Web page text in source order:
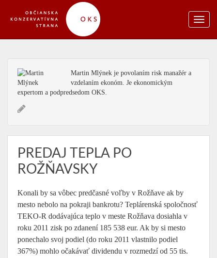
Martin Mlýnek je povolaním risk manažér a
vzdelaním ekonóm. Je ekonomickým
expertom a podpredsedom OKS.
PREDAJ TEPLA PO
ROŽŇAVSKY
Konali by sa vôbec predčasné voľby v Rožňave ak by
mesto nebolo na pokraji bankrotu? Teplárenská spoločnosť
TEKO-R dodávajúca teplo v meste Rožňava dosiahla v
roku 2011 zisk po zdanení 185 538 eur. Ak by si mesto
ponechalo svoj podiel (do roku 2011 vlastnilo podiel
367%) mohlo očakávať dividendu v rozmedzí od 55 tis.